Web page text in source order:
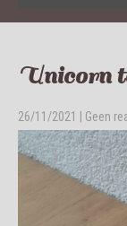
Unicorn
26/11/2021 Geen